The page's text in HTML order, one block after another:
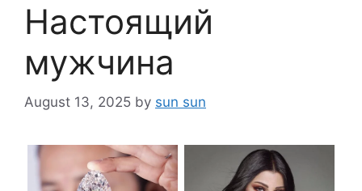
Настоящий
мужчина
August 13, 2025 by sun sun